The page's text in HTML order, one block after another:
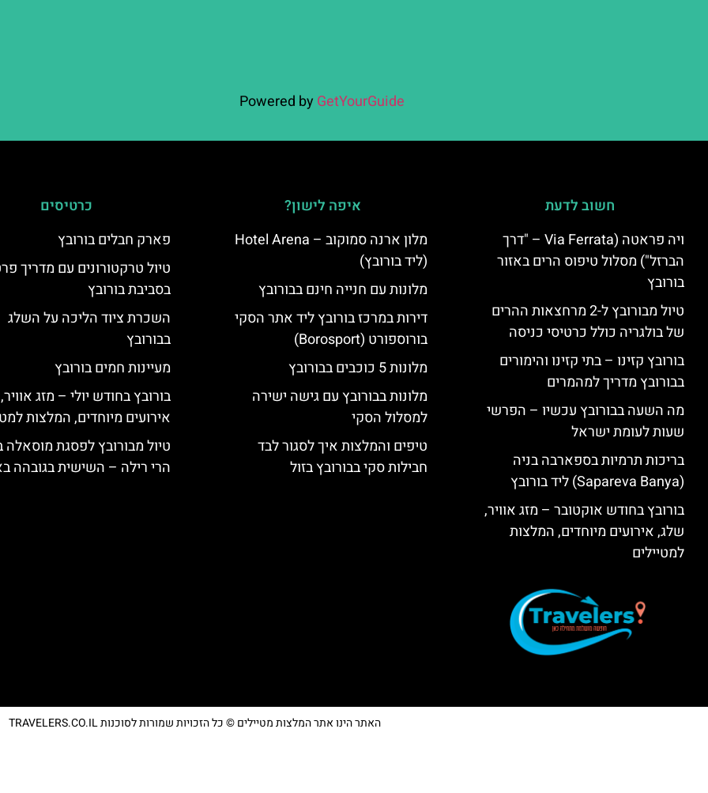
Powered by GetYourGuide
חשוב לדעת
ויה פראטה (Via Ferrata – "דרך
הברזל") מסלול טיפוס הרים באזור
בורובץ
טיול מבורובץ ל-2 מרחצאות ההרים
של בולגריה כולל כרטיסי כניסה
בורובץ קזינו – בתי קזינו והימורים
בבורובץ מדריך למהמרים
מה השעה בבורובץ עכשיו – הפרשי
שעות לעומת ישראל
בריכות תרמיות בספארבה בניה
(Sapareva Banya) ליד בורובץ
בורובץ בחודש אוקטובר – מזג אוויר,
שלג, אירועים מיוחדים, המלצות
למטיילים
איפה לישון?
מלון ארנה סמוקוב – Hotel Arena
(ליד בורובץ)
מלונות עם חנייה חינם בבורובץ
דירות במרכז בורובץ ליד אתר הסקי
בורוספורט (Borosport)
מלונות 5 כוכבים בבורובץ
מלונות בבורובץ עם גישה ישירה
למסלול הסקי
טיפים והמלצות איך לסגור לבד
חבילות סקי בבורובץ בזול
כרטיסים
פארק חבלים בורובץ
טיול טרקטורונים עם מדריך
בסביבת בורובץ
השכרת ציוד הליכה על השלג
בבורובץ
מעיינות חמים בורובץ
בורובץ בחודש יולי – מזג
אירועים מיוחדים, המלצות
טיול מבורובץ לפסגת מוסאלה
הרי רילה – השישית בגובהה
האתר הינו אתר המלצות מטיילים © כל הזכויות שמורות לסוכנות TRAVELERS.CO.IL